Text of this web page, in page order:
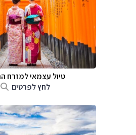
טיול עצמאי למזרח
לחץ לפרטים